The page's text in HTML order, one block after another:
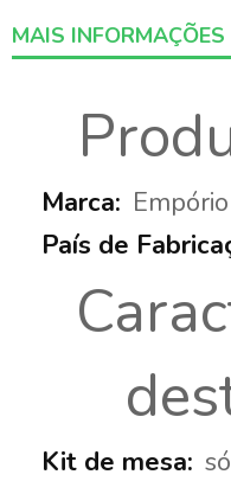
MAIS INFORMAÇÕES
Informations